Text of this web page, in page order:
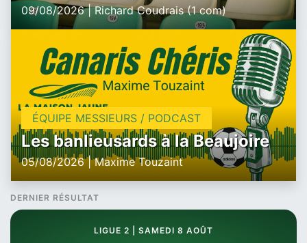
09/08/2026 | Richard Coudrais (1 com)
ÉQUIPE MESSIEURS / PODCAST
Les banlieusards à la Beaujoire
05/08/2026 | Maxime Touzaint
DERNIER RÉSULTAT
LIGUE 2 | SAMEDI 8 AOÛT